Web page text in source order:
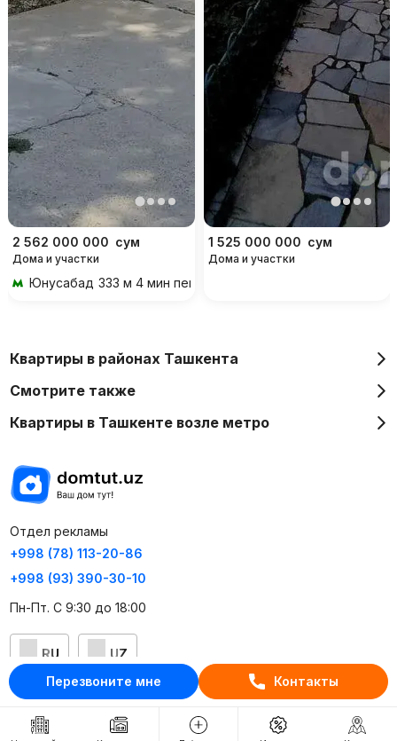
Перезвоните мне Контакты
2 562 000 000 сум
Дома и участки
Юнусабад 333 м 4 мин пешком
1 525 000 000 сум
Дома и участки
Квартиры в районах Ташкента
Смотрите также
Квартиры в Ташкенте возле метро
Отдел рекламы
+998 (78) 113-20-86
+998 (93) 390-30-10
Пн-Пт. С 9:30 до 18:00
RU UZ
Контакты
О проекте